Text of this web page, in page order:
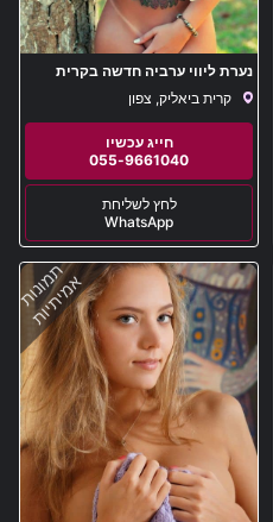
נערת ליווי ערביה חדשה בקרית
ביאליק
קרית ביאליק, צפון
055-9661040
WhatsApp
תמונות
אמיתיות